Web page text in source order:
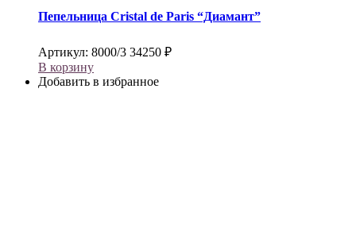
Пепельница Cristal de Paris “Диамант”
Артикул: 8000/3 34250 ₽
В корзину
Добавить в избранное